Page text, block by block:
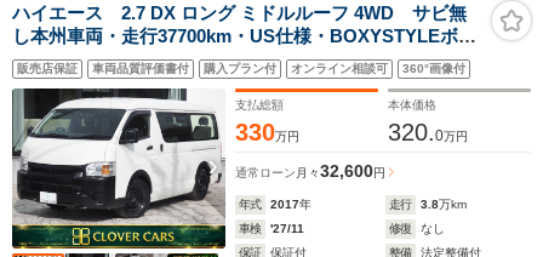
ハイエース 2.7 DX ロング ミドルルーフ 4WD サビ無
し本州車両・走行37700km・US仕様・BOXYSTYLEボン
ネット・バックドアスムージング・ローダウン・電動ス
ライド・社外ナビ・F/B/Sカメラ・フルセグ・ETC・
LED・Rヒータークーラー・1年保証
販売店保証 車両品質評価書付 購入プラン付 オンライン相談可 360°画像付
支払総額
330万円
本体価格
320.0万円
通常ローン 月々32,600円
年式 2017年 走行 3.8万km
車検
'27/11 修復
なし
保証
保証付 整備 法定整備付